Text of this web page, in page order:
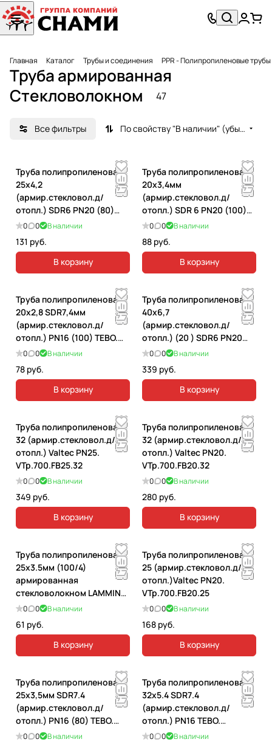
Главная Каталог Трубы и соединения PPR - Полипропиленовые
Труба армированная
Стекловолокном
47
Все фильтры По свойству "В наличии" (убывание)
Труба полипропиленовая
25х4,2
(армир.стекловол.д/
отопл.) SDR6 PN20 (80)
TEBO. 030010403
0 0 В наличии
131 руб.
В корзину
Труба полипропиленовая
20x3,4мм
(армир.стекловол.д/
отопл.) SDR 6 PN20 (100)
TEBO. 030010402
0 0 В наличии
88 руб.
В корзину
Труба полипропиленовая
20х2,8 SDR7,4мм
(армир.стекловол.д/
отопл.) PN16 (100) TEBO.
030010502
0 0 В наличии
78 руб.
В корзину
Труба полипропиленовая
40х6,7
(армир.стекловол.д/
отопл.) (20 ) SDR6 PN20
TEBO. 030010405
0 0 В наличии
339 руб.
В корзину
Труба полипропиленовая
32 (армир.стекловол.д/
отопл.) Valtec PN25.
VTp.700.FB25.32
0 0 В наличии
349 руб.
В корзину
Труба полипропиленовая
32 (армир.стекловол.д/
отопл.) Valtec PN20.
VTp.700.FB20.32
0 0 В наличии
280 руб.
В корзину
Труба полипропиленовая
25х3.5мм (100/4)
армированная
стекловолокном LAMMIN
PN20. Lm31021035025
0 0 В наличии
61 руб.
В корзину
Труба полипропиленовая
25 (армир.стекловол.д/
отопл.)Valtec PN20.
VTp.700.FB20.25
0 0 В наличии
168 руб.
В корзину
Труба полипропиленовая
25x3,5мм SDR7.4
(армир.стекловол.д/
отопл.) PN16 (80) TEBO.
030010503
0 0 В наличии
Труба полипропиленовая
32х5.4 SDR7.4
(армир.стекловол.д/
отопл.) PN16 TEBO.
030010504
0 0 В наличии